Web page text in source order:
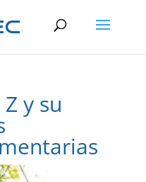
y su